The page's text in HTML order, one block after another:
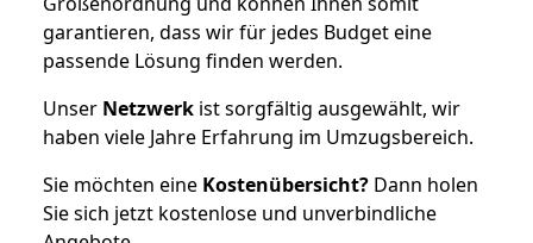
garantieren, dass wir für jedes Budget eine
passende Lösung finden werden.
Unser Netzwerk ist sorgfältig ausgewählt, wir
haben viele Jahre Erfahrung im Umzugsbereich.
Sie möchten eine Kostenübersicht? Dann holen
Sie sich jetzt kostenlose und unverbindliche